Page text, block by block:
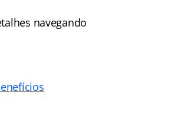
navegando